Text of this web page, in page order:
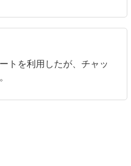
トを利用したが、チャッ